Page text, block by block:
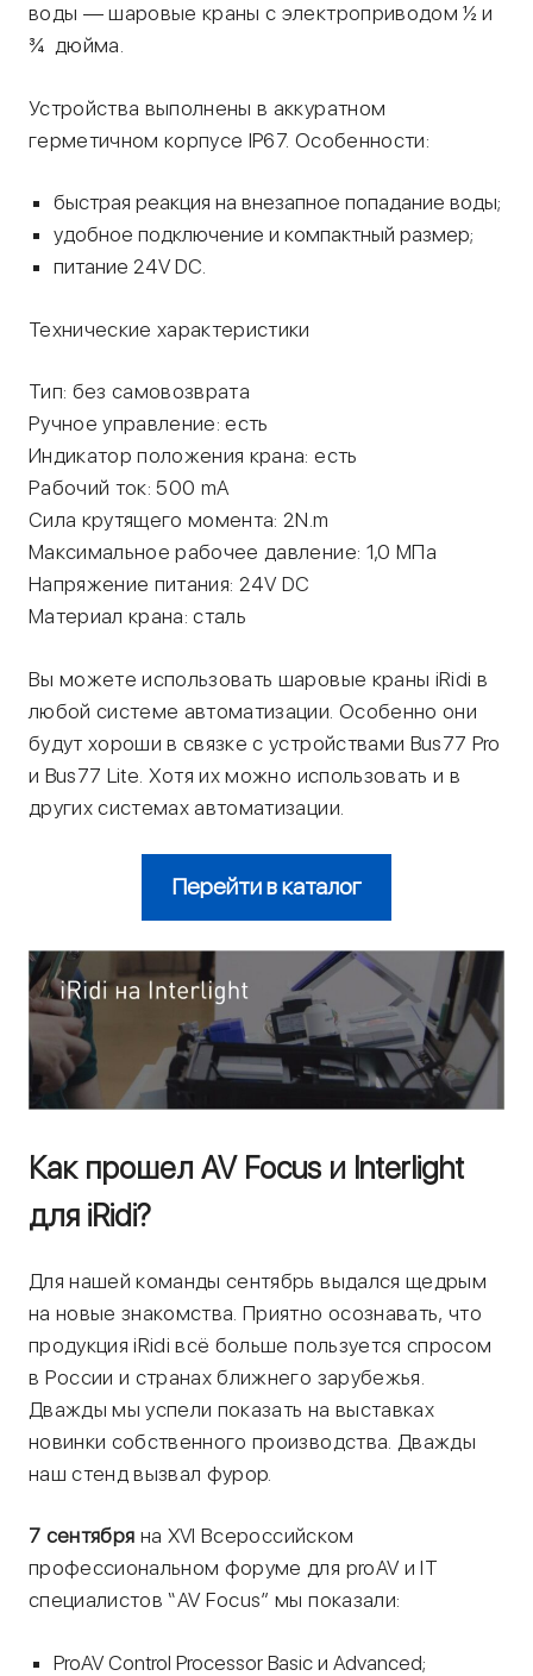
воды — шаровые краны с электроприводом ½ и
¾ дюйма.
Устройства выполнены в аккуратном
герметичном корпусе IP67. Особенности:
быстрая реакция на внезапное попадание воды;
удобное подключение и компактный размер;
питание 24V DC.
Технические характеристики
Тип: без самовозврата
Ручное управление: есть
Индикатор положения крана: есть
Рабочий ток: 500 mA
Сила крутящего момента: 2N.m
Максимальное рабочее давление: 1,0 МПа
Напряжение питания: 24V DC
Материал крана: сталь
Вы можете использовать шаровые краны iRidi в
любой системе автоматизации. Особенно они
будут хороши в связке с устройствами Bus77 Pro
и Bus77 Lite. Хотя их можно использовать и в
других системах автоматизации.
Перейти в каталог
Как прошел AV Focus и Interlight
для iRidi?
Для нашей команды сентябрь выдался щедрым
на новые знакомства. Приятно осознавать, что
продукция iRidi всё больше пользуется спросом
в России и странах ближнего зарубежья.
Дважды мы успели показать на выставках
новинки собственного производства. Дважды
наш стенд вызвал фурор.
7 сентября на XVI Всероссийском
профессиональном форуме для proAV и IT
специалистов “AV Focus” мы показали:
ProAV Control Processor Basic и Advanced;